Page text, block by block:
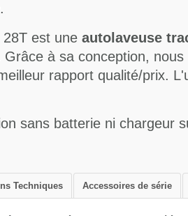
28T est une autolaveuse
Grâce à sa conception,
rapport qualité/prix.
sans batterie ni chargeur
Techniques Accessoires de série
: moteur 250Watts
cm
Watts, 200 tr/min